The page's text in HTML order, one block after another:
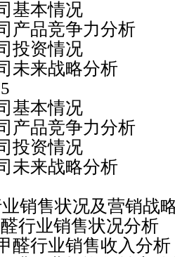
本情况
竞争力分析
资情况
战略分析
本情况
竞争力分析
资情况
战略分析
销售状况及营销战
业销售状况分析
业销售收入分析